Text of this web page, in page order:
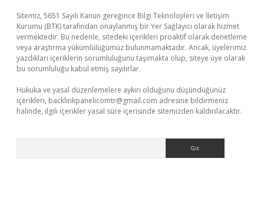
Sitemiz, 5651 Sayılı Kanun gereğince Bilgi Teknolojileri ve İletişim
Kurumu (BTK) tarafından onaylanmış bir Yer Sağlayıcı olarak hizmet
vermektedir. Bu nedenle, sitedeki içerikleri proaktif olarak denetleme
veya araştırma yükümlülüğümüz bulunmamaktadır. Ancak, üyelerimiz
yazdıkları içeriklerin sorumluluğunu taşımakta olup, siteye üye olarak
bu sorumluluğu kabul etmiş sayılırlar.
Hukuka ve yasal düzenlemelere aykırı olduğunu düşündüğünüz
içerikleri, backlinkpanelicomtr@gmail.com adresine bildirmeniz
halinde, ilgili içerikler yasal süre içerisinde sitemizden kaldırılacaktır.